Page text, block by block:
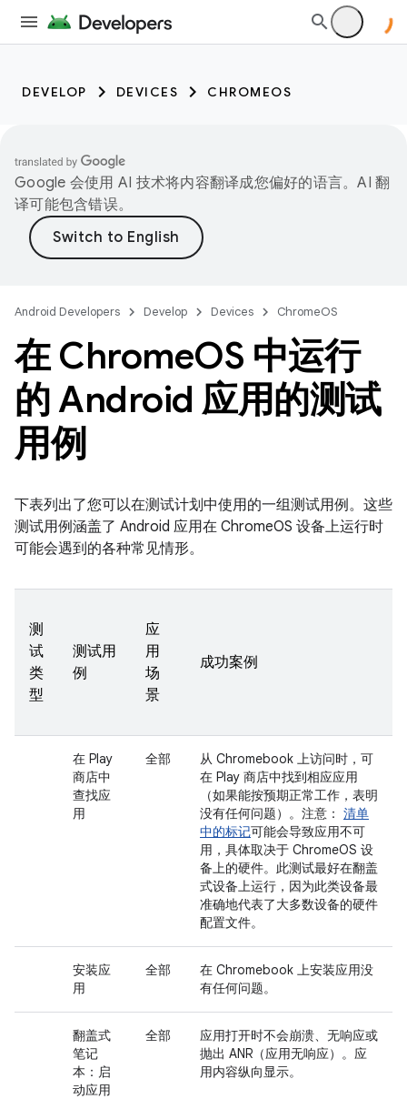
DEVELOP DEVICES CHROMEOS
Google 会使用 AI 技术将内容翻译成您偏好的语言。AI 翻
译可能包含错误。
Android Developers Develop Devices ChromeOS
在 ChromeOS 中运行
的 Android 应用的测试
用例
下表列出了您可以在测试计划中使用的一组测试用例。这些
测试用例涵盖了 Android 应用在 ChromeOS 设备上运行时
可能会遇到的各种常见情形。
测
试
类
型
测试用
例
应
用
场
景
成功案例
在 Play
商店中
查找应
用
全部
从 Chromebook 上访问时，可
在 Play 商店中找到相应应用
（如果能按预期正常工作，表明
没有任何问题）。 注意 ： 清单
中的标记可能会导致应用不可
用，具体取决于 ChromeOS 设
备上的硬件。此测试最好在翻盖
式设备上运行，因为此类设备最
准确地代表了大多数设备的硬件
配置文件。
安装应
用
全部
在 Chromebook 上安装应用没
有任何问题。
翻盖式
笔记
本：启
动应用
全部
应用打开时不会崩溃、无响应或
抛出 ANR（应用无响应）。应
用内容纵向显示。